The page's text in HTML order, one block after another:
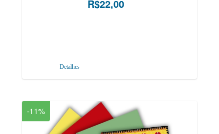
R$22,00
Detalhes
-11%